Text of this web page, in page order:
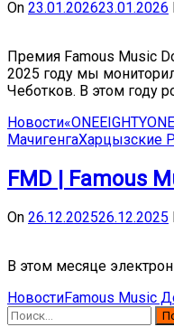
On 23.01.202623.01.2026
Премия Famous Music
2025 году мы
Чеботков. В этом году
Новости
МачигенгаХарцызские
FMD | Famous
On 26.12.202526.12.2025
В этом месяце
НовостиFamous Music
Найти: